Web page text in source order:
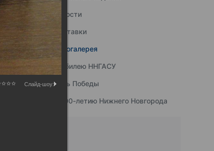
Новости
Выставки
Фотогалерея
К юбилею ННГАСУ
День Победы
К 800-летию Нижнего Новгорода
Слайд-шоу: